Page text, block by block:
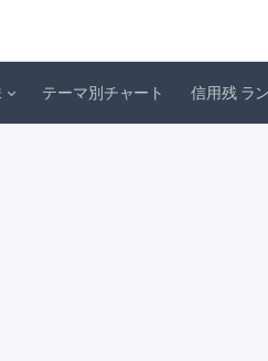
テーマ別チャート 信用残 ラ